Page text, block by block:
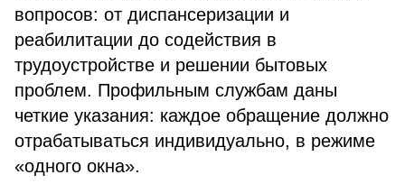
вопросов: от диспансеризации и
реабилитации до содействия в
трудоустройстве и решении бытовых
проблем. Профильным службам даны
четкие указания: каждое обращение должно
отрабатываться индивидуально, в режиме
«одного окна».